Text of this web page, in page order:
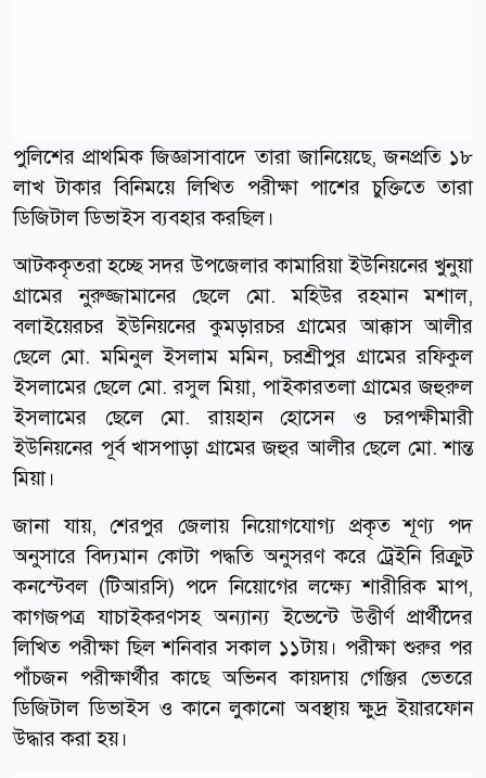
পুলিশের প্রাথমিক জিজ্ঞাসাবাদে তারা জানিয়েছে, জনপ্রতি ১৮
লাখ টাকার বিনিময়ে লিখিত পরীক্ষা পাশের চুক্তিতে তারা
ডিজিটাল ডিভাইস ব্যবহার করছিল।
আটককৃতরা হচ্ছে সদর উপজেলার কামারিয়া ইউনিয়নের খুনুয়া
গ্রামের নুরুজ্জামানের ছেলে মো. মহিউর রহমান মশাল,
বলাইয়েরচর ইউনিয়নের কুমড়ারচর গ্রামের আক্কাস আলীর
ছেলে মো. মমিনুল ইসলাম মমিন, চরশ্রীপুর গ্রামের রফিকুল
ইসলামের ছেলে মো. রসুল মিয়া, পাইকারতলা গ্রামের জহুরুল
ইসলামের ছেলে মো. রায়হান হোসেন ও চরপক্ষীমারী
ইউনিয়নের পূর্ব খাসপাড়া গ্রামের জহুর আলীর ছেলে মো. শান্ত
মিয়া।
জানা যায়, শেরপুর জেলায় নিয়োগযোগ্য প্রকৃত শূণ্য পদ
অনুসারে বিদ্যমান কোটা পদ্ধতি অনুসরণ করে ট্রেইনি রিক্রুট
কনস্টেবল (টিআরসি) পদে নিয়োগের লক্ষ্যে শারীরিক মাপ,
কাগজপত্র যাচাইকরণসহ অন্যান্য ইভেন্টে উত্তীর্ণ প্রার্থীদের
লিখিত পরীক্ষা ছিল শনিবার সকাল ১১টায়। পরীক্ষা শুরুর পর
পাঁচজন পরীক্ষার্থীর কাছে অভিনব কায়দায় গেঞ্জির ভেতরে
ডিজিটাল ডিভাইস ও কানে লুকানো অবস্থায় ক্ষুদ্র ইয়ারফোন
উদ্ধার করা হয়।